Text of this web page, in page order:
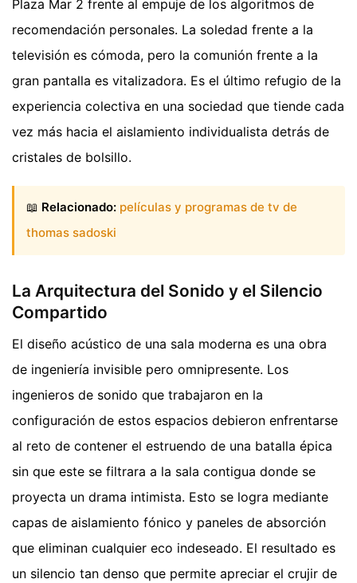
Plaza Mar 2 frente al empuje de los algoritmos de
recomendación personales. La soledad frente a la
televisión es cómoda, pero la comunión frente a la
gran pantalla es vitalizadora. Es el último refugio de la
experiencia colectiva en una sociedad que tiende cada
vez más hacia el aislamiento individualista detrás de
cristales de bolsillo.
📖 Relacionado: películas y programas de tv de
thomas sadoski
La Arquitectura del Sonido y el Silencio
Compartido
El diseño acústico de una sala moderna es una obra
de ingeniería invisible pero omnipresente. Los
ingenieros de sonido que trabajaron en la
configuración de estos espacios debieron enfrentarse
al reto de contener el estruendo de una batalla épica
sin que este se filtrara a la sala contigua donde se
proyecta un drama intimista. Esto se logra mediante
capas de aislamiento fónico y paneles de absorción
que eliminan cualquier eco indeseado. El resultado es
un silencio tan denso que permite apreciar el crujir de